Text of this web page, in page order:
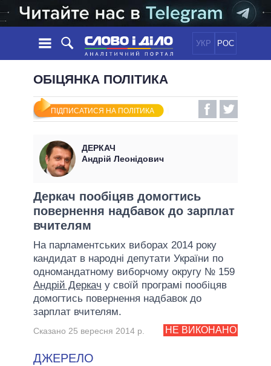
УКР РОС
НОВИНИ
СТРІЧКА
ПОДІЇ
СТАТТІ
ДУМКИ
ОГЛЯДИ
ДАЙДЖЕСТИ
ПОЛІТИКА
ЕКОНОМІКА
СВІТ
ОБIЦЯНКИ
УСІ ПОЛІТИКИ
ПРЕЗИДЕНТ І ОФІС
ВЕРХОВНА РАДА
КАБІНЕТ МІНІСТРІВ
ГОЛОВИ ОБЛАДМІНІСТРАЦІЙ
МЕРИ МІСТ
ВСІ ПЕРСОНИ
ІНФОГРАФІКА
ПІДТРИМАТИ
ОБІЦЯНКА ПОЛІТИКА
ПІДПИСАТИСЯ НА ПОЛІТИКА
ДЕРКАЧ
Андрій Леонідович
Деркач пообіцяв домогтись
повернення надбавок до зарплат
вчителям
На парламентських виборах 2014 року
кандидат в народні депутати України по
одномандатному виборчому округу № 159
Андрій Деркач у своїй програмі пообіцяв
домогтись повернення надбавок до
зарплат вчителям.
НЕ ВИКОНАНО
Сказано 25 вересня 2014 р.
ДЖЕРЕЛО